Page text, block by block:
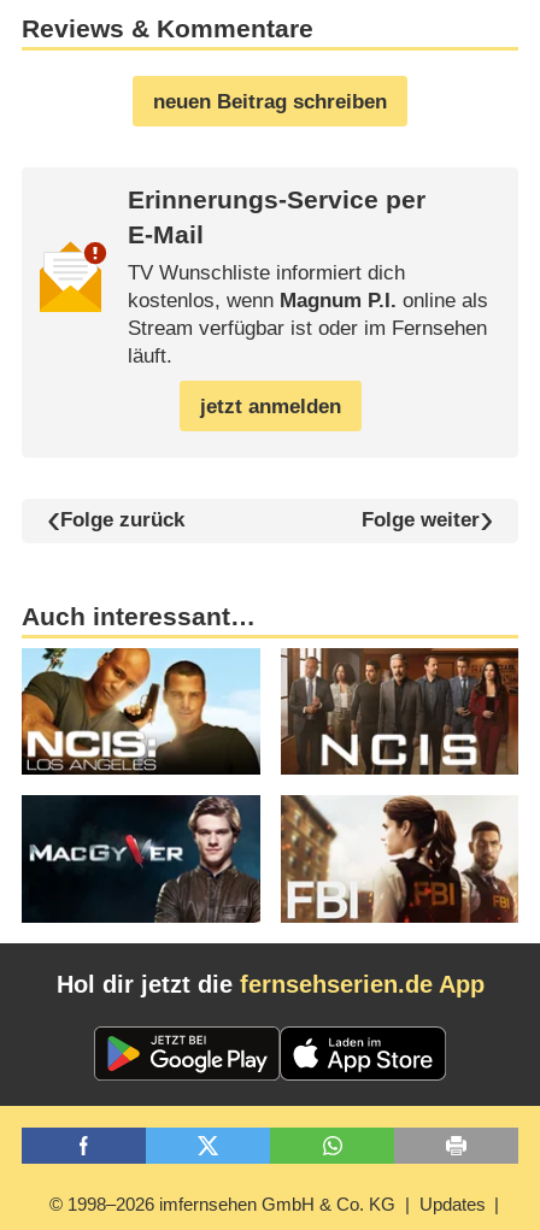
Reviews & Kommentare
neuen Beitrag schreiben
Erinnerungs-Service per
E-Mail
TV Wunschliste informiert dich
kostenlos, wenn Magnum P.I. online als
Stream verfügbar ist oder im Fernsehen
läuft.
jetzt anmelden
Folge zurück Folge weiter
Auch interessant…
Hol dir jetzt die fernsehserien.de App
© 1998–2026 imfernsehen GmbH & Co. KG Updates